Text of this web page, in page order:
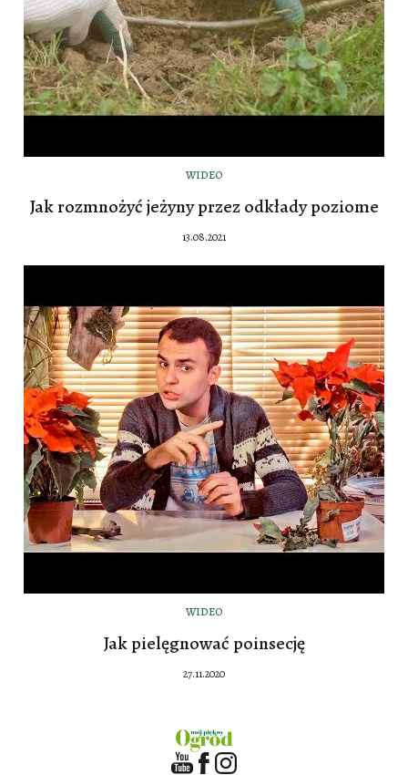
WIDEO
Jak rozmnożyć jeżyny przez odkłady poziome
13.08.2021
WIDEO
Jak pielęgnować poinsecję
27.11.2020